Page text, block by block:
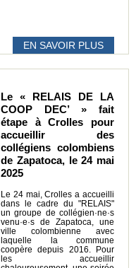
EN SAVOIR PLUS
Le « RELAIS DE LA
COOP DEC’ » fait
étape à Crolles pour
accueillir des
collégiens colombiens
de Zapatoca, le 24 mai
2025
Le 24 mai, Crolles a accueilli
dans le cadre du "RELAIS"
un groupe de collégien·ne·s
venu·e·s de Zapatoca, une
ville colombienne avec
laquelle la commune
coopère depuis 2016. Pour
les accueillir